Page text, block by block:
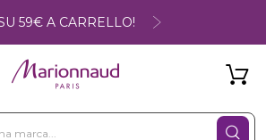
59€ A CARRELLO!